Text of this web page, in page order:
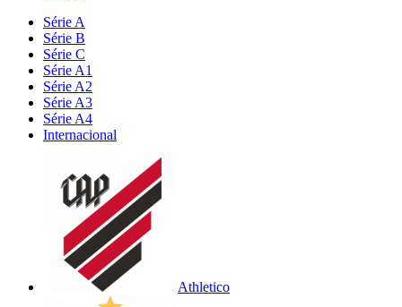
Série A
Série B
Série C
Série A1
Série A2
Série A3
Série A4
Internacional
Athletico